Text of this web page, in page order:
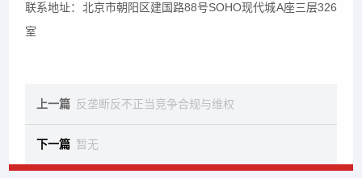
联系地址：北京市朝阳区建国路88号SOHO现代城A座三层326
室
上一篇 反垄断反不正当竞争合规与维权
下一篇 暂无